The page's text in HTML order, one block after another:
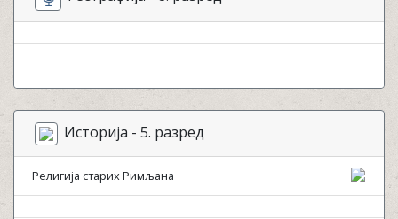
Историја - 5. разред
Религија старих Римљана